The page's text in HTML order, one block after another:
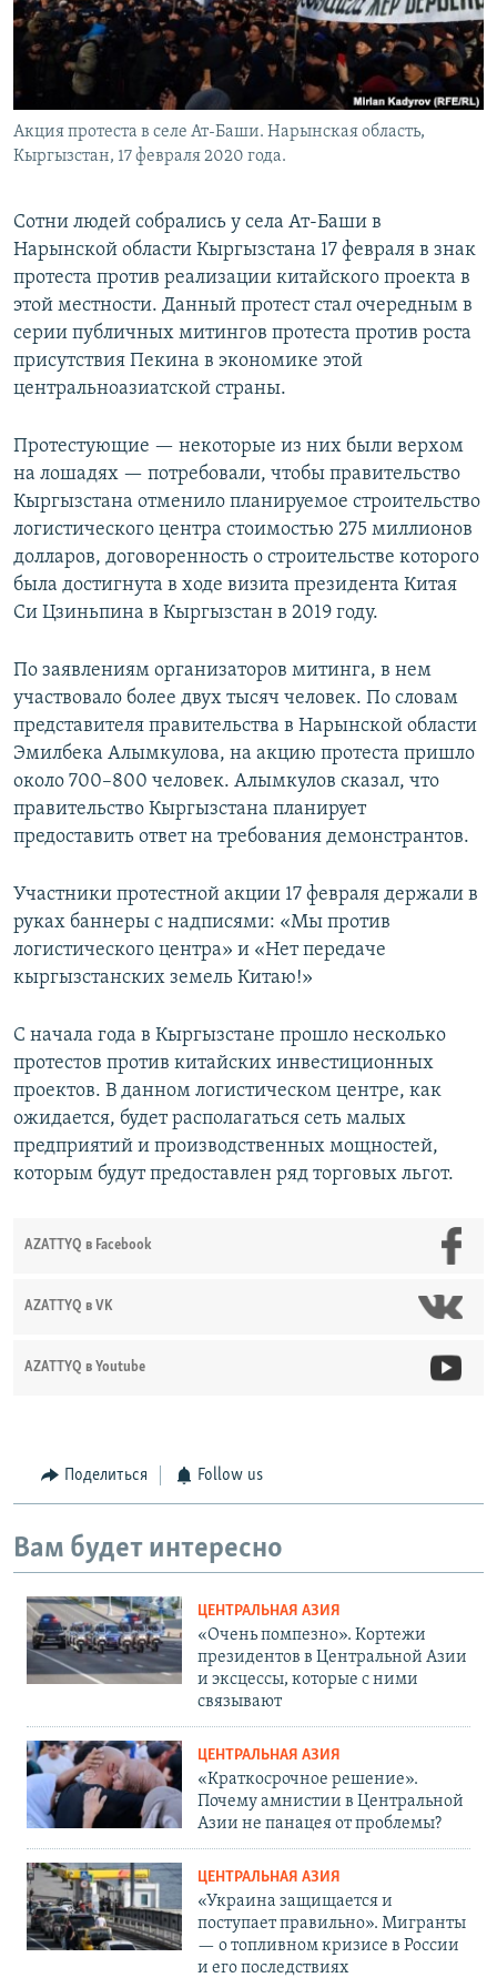
Акция протеста в селе Ат-Баши. Нарынская область,
Кыргызстан, 17 февраля 2020 года.
Сотни людей собрались у села Ат-Баши в
Нарынской области Кыргызстана 17 февраля в знак
протеста против реализации китайского проекта в
этой местности. Данный протест стал очередным в
серии публичных митингов протеста против роста
присутствия Пекина в экономике этой
центральноазиатской страны.
Протестующие — некоторые из них были верхом
на лошадях — потребовали, чтобы правительство
Кыргызстана отменило планируемое строительство
логистического центра стоимостью 275 миллионов
долларов, договоренность о строительстве которого
была достигнута в ходе визита президента Китая
Си Цзиньпина в Кыргызстан в 2019 году.
По заявлениям организаторов митинга, в нем
участвовало более двух тысяч человек. По словам
представителя правительства в Нарынской области
Эмилбека Алымкулова, на акцию протеста пришло
около 700–800 человек. Алымкулов сказал, что
правительство Кыргызстана планирует
предоставить ответ на требования демонстрантов.
Участники протестной акции 17 февраля держали в
руках баннеры с надписями: «Мы против
логистического центра» и «Нет передаче
кыргызстанских земель Китаю!»
С начала года в Кыргызстане прошло несколько
протестов против китайских инвестиционных
проектов. В данном логистическом центре, как
ожидается, будет располагаться сеть малых
предприятий и производственных мощностей,
которым будут предоставлен ряд торговых льгот.
AZATTYQ в Facebook
AZATTYQ в VK
AZATTYQ в Youtube
Поделиться Follow us
Вам будет интересно
ЦЕНТРАЛЬНАЯ АЗИЯ
«Очень помпезно». Кортежи
президентов в Центральной Азии
и эксцессы, которые с ними
связывают
ЦЕНТРАЛЬНАЯ АЗИЯ
«Краткосрочное решение».
Почему амнистии в Центральной
Азии не панацея от проблемы?
ЦЕНТРАЛЬНАЯ АЗИЯ
«Украина защищается и
поступает правильно». Мигранты
— о топливном кризисе в России
и его последствиях